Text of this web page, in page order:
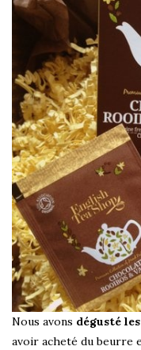
Nous avons dégusté
avoir acheté du beurre